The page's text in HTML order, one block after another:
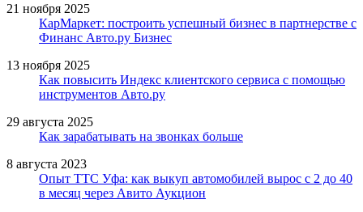
21 ноября 2025
КарМаркет: построить успешный бизнес в партнерстве с
Финанс Авто.ру Бизнес
13 ноября 2025
Как повысить Индекс клиентского сервиса с помощью
инструментов Авто.ру
29 августа 2025
Как зарабатывать на звонках больше
8 августа 2023
Опыт ТТС Уфа: как выкуп автомобилей вырос с 2 до 40
в месяц через Авито Аукцион